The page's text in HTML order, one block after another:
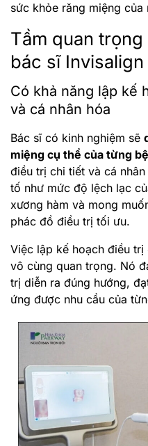
sức khỏe răng miệng của
Tầm quan
bác sĩ
Có khả năng lập kế
và cá nhân hóa
Bác sĩ có kinh nghiệm sẽ
miệng cụ thể của từng
điều trị chi tiết và cá
tố như mức độ lệch lạc
xương hàm và mong
phác đồ điều trị tối ưu.
Việc lập kế hoạch điều trị
vô cùng quan trọng. Nó
trị diễn ra đúng hướng,
ứng được nhu cầu của